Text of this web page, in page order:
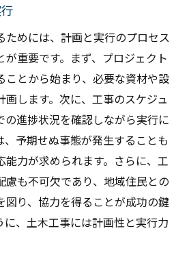
ためには、計画と実行のプロセス
重要です。まず、プロジェクト
ことから始まり、必要な資材や設
します。次に、工事のスケジュ
の進捗状況を確認しながら実行に
予期せぬ事態が発生することも
能力が求められます。さらに、工
慮も不可欠であり、地域住民との
図り、協力を得ることが成功の鍵
に、土木工事には計画性と実行力